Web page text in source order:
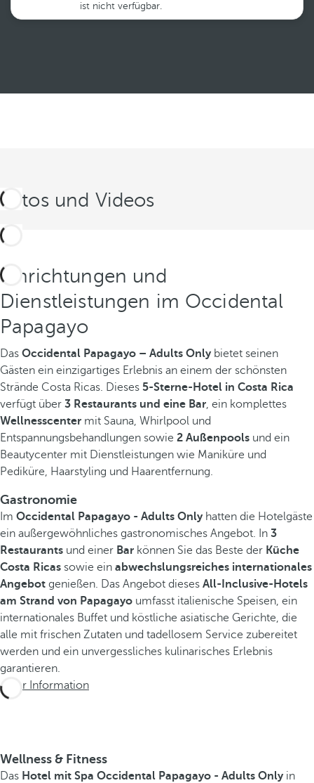
ist nicht verfügbar.
Fotos und Videos
Einrichtungen und
Dienstleistungen im Occidental
Papagayo
Das Occidental Papagayo – Adults Onlybietet seinen
Gästen ein einzigartiges Erlebnis an einem der schönsten
Strände Costa Ricas. Dieses 5-Sterne-Hotel in Costa Rica
verfügt über 3 Restaurants und eine Bar, ein komplettes
Wellnesscenter mit Sauna, Whirlpool und
Entspannungsbehandlungen sowie 2 Außenpools und ein
Beautycenter mit Dienstleistungen wie Maniküre und
Pediküre, Haarstyling und Haarentfernung.
Gastronomie
Im Occidental Papagayo - Adults Onlyhatten die Hotelgäste
ein außergewöhnliches gastronomisches Angebot. In 3
Restaurants und einer Bar können Sie das Beste der Küche
Costa Ricas sowie ein abwechslungsreiches internationales
Angebot genießen. Das Angebot dieses All-Inclusive-Hotels
am Strand von Papagayo umfasst italienische Speisen, ein
internationales Buffet und köstliche asiatische Gerichte, die
alle mit frischen Zutaten und tadellosem Service zubereitet
werden und ein unvergessliches kulinarisches Erlebnis
garantieren.
Mehr Information
Wellness & Fitness
Das Hotel mit Spa Occidental Papagayo - Adults Onlyin